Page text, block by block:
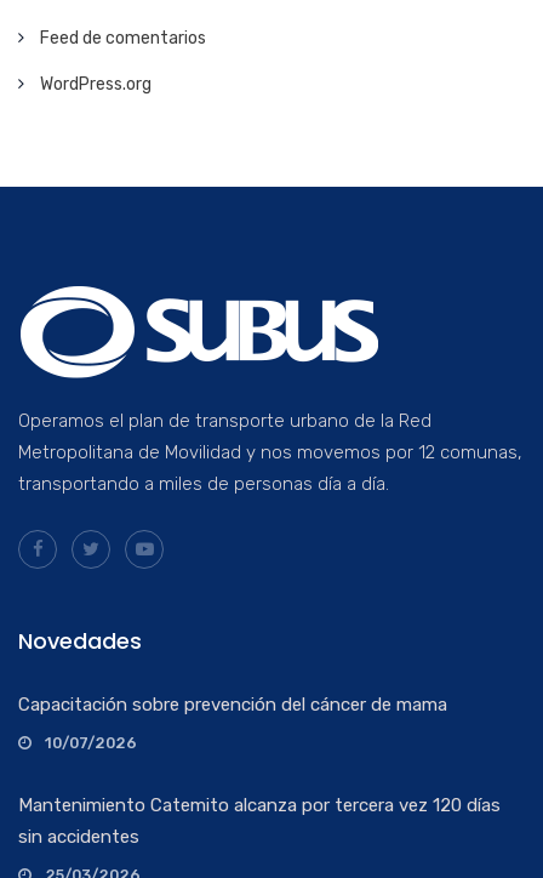
Feed de comentarios
WordPress.org
Operamos el plan de transporte urbano de la Red
Metropolitana de Movilidad y nos movemos por 12 comunas,
transportando a miles de personas día a día.
Novedades
Capacitación sobre prevención del cáncer de mama
10/07/2026
Mantenimiento Catemito alcanza por tercera vez 120 días
sin accidentes